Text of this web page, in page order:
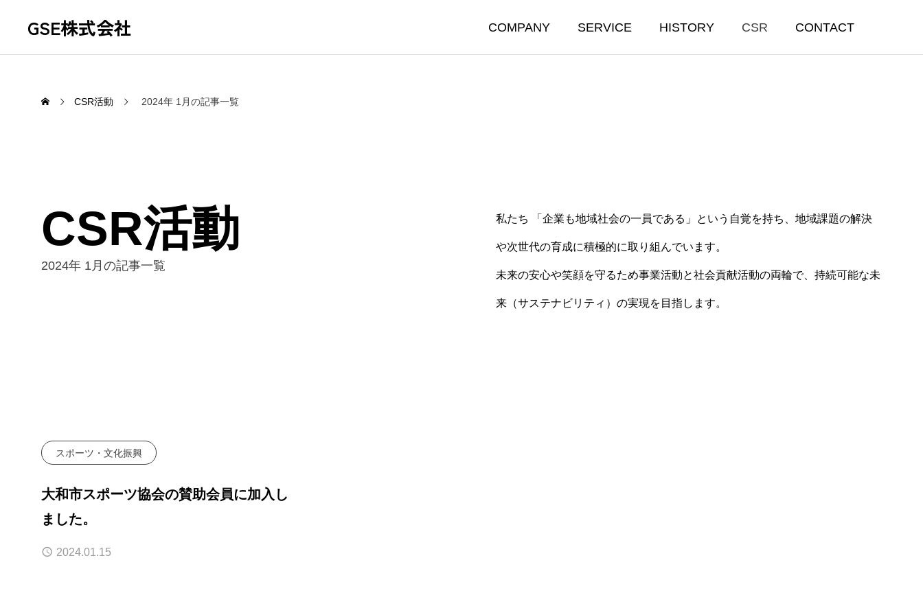
GSE株式会社 COMPANY SERVICE HISTORY CSR CONTACT
神奈川県横浜市へ2027年国際園芸
博覧会への寄付を実施しました。
【映像】大和市の市民農園「Blue
リッドシステムを寄贈
【映像】命を守る知識を更新！大
に参加
CSR活動 2024年 1月の記事一覧
CSR活動
2024年 1月の記事一覧
私たち 「企業も地域社会の一員である」という自覚を持ち、地域課題の解決
や次世代の育成に積極的に取り組んでいます。
未来の安心や笑顔を守るため事業活動と社会貢献活動の両輪で、持続可能な未
来（サステナビリティ）の実現を目指します。
スポーツ・文化振興
大和市スポーツ協会の賛助会員に加入し
ました。
2024.01.15